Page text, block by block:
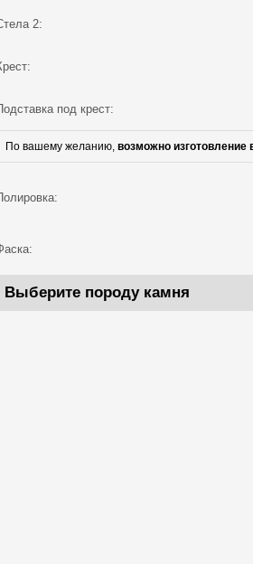
2:
под крест:
По вашему желанию, возможно
Выберите породу камня